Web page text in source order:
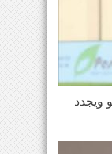
ويجدد